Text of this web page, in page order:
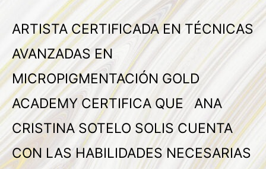
ARTISTA CERTIFICADA EN TÉCNICAS
AVANZADAS EN
MICROPIGMENTACIÓN GOLD
ACADEMY CERTIFICA QUE ANA
CRISTINA SOTELO SOLIS CUENTA
CON LAS HABILIDADES NECESARIAS